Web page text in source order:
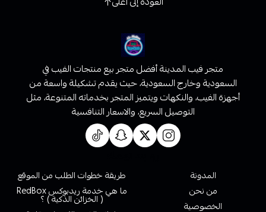
متجر فيب المدينة أفضل متجر بيع منتجات الفيب في
السعودية وخارج السعودية، حيث يقدم تشكيلة واسعة من
أجهزة الفيب، والنكهات ويتميز المتجر بخدماته المتنوعة، مثل
التوصيل السريع، والاسعار التنافسية
المدونة
من نحن
الخصوصية
طريقة خطوات الطلب من الموقع
ما هي خدمة ريدبوكس RedBox
( الخزائن الذكية ) ؟